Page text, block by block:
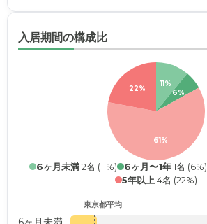
入居期間の構成比
11%
6%
61%
22%
6ヶ月未満2名 (11%) 6ヶ月〜1年1名 (6%)
5年以上 4名 (22%)
東京都平均